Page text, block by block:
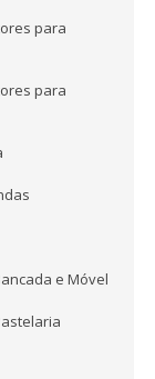
para
para
e Móvel